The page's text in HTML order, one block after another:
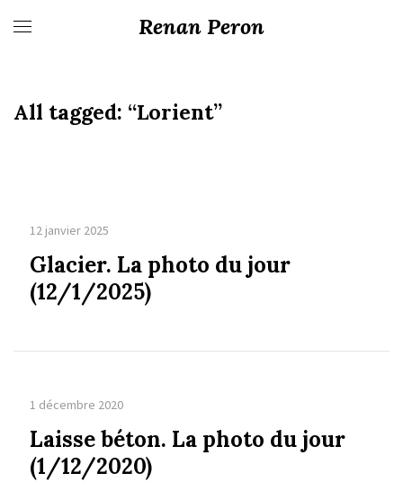
Renan Peron
All tagged: “Lorient”
12 janvier 2025
Glacier. La photo du jour
(12/1/2025)
1 décembre 2020
Laisse béton. La photo du jour
(1/12/2020)